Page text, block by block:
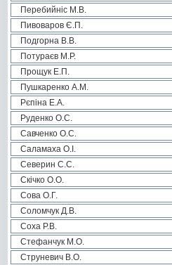
Перебийніс М.В.
Пивоваров Є.П.
Подгорна В.В.
Потураєв М.Р.
Прощук Е.П.
Пушкаренко А.М.
Рєпіна Е.А.
Руденко О.С.
Савченко О.С.
Саламаха О.І.
Северин С.С.
Скічко О.О.
Сова О.Г.
Соломчук Д.В.
Соха Р.В.
Стефанчук М.О.
Струневич В.О.